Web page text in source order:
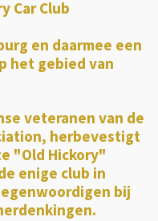
Car Club
en daarmee een
het gebied van
veteranen van de
herbevestigt
"Old Hickory"
enige club in
bij